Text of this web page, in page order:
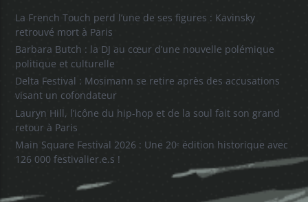
La French Touch perd l’une de ses figures : Kavinsky
retrouvé mort à Paris
Barbara Butch : la DJ au cœur d’une nouvelle polémique
politique et culturelle
Delta Festival : Mosimann se retire après des accusations
visant un cofondateur
Lauryn Hill, l’icône du hip-hop et de la soul fait son grand
retour à Paris
Main Square Festival 2026 : Une 20ᵉ édition historique avec
126 000 festivalier.e.s !